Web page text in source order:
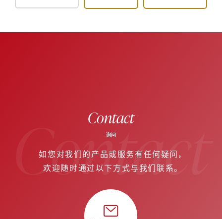
Contact
Contact
询问
如您对我们的产品或服务有任何疑问，
欢迎随时通过以下方式与我们联系。